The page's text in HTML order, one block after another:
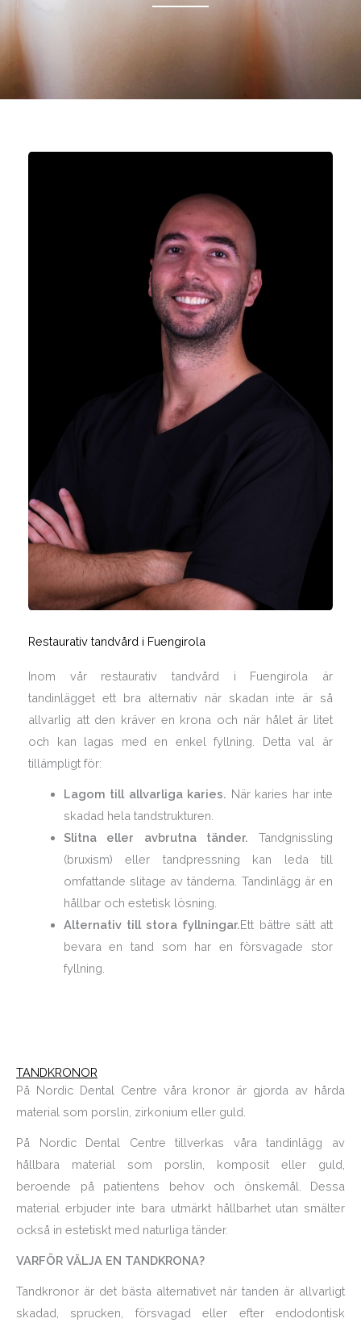
Restaurativ tandvård i Fuengirola
Inom vår restaurativ tandvård i Fuengirola är
tandinlägget ett bra alternativ när skadan inte är så
allvarlig att den kräver en krona och när hålet är litet
och kan lagas med en enkel fyllning. Detta val är
tillämpligt för:
Lagom till allvarliga karies. När karies har inte
skadad hela tandstrukturen.
Slitna eller avbrutna tänder. Tandgnissling
(bruxism) eller tandpressning kan leda till
omfattande slitage av tänderna. Tandinlägg är en
hållbar och estetisk lösning.
Alternativ till stora fyllningar.Ett bättre sätt att
bevara en tand som har en försvagade stor
fyllning.
TANDKRONOR
På Nordic Dental Centre våra kronor är gjorda av hårda
material som porslin, zirkonium eller guld.
På Nordic Dental Centre tillverkas våra tandinlägg av
hållbara material som porslin, komposit eller guld,
beroende på patientens behov och önskemål. Dessa
material erbjuder inte bara utmärkt hållbarhet utan smälter
också in estetiskt med naturliga tänder.
VARFÖR VÄLJA EN TANDKRONA?
Tandkronor är det bästa alternativet när tanden är allvarligt
skadad, sprucken, försvagad eller efter endodontisk